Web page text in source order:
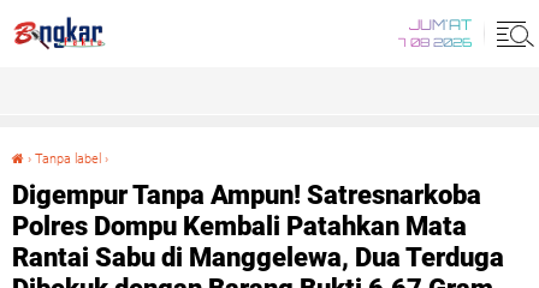
JUM'AT
7 08 2026
› Tanpa label ›
Digempur Tanpa Ampun! Satresnarkoba
Polres Dompu Kembali Patahkan Mata
Rantai Sabu di Manggelewa, Dua Terduga